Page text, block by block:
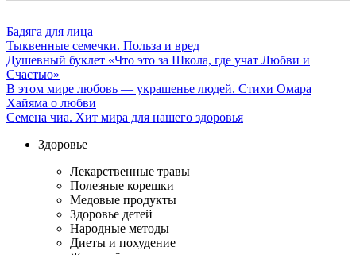
Бадяга для лица
Тыквенные семечки. Польза и вред
Душевный буклет «Что это за Школа, где учат Любви и
Счастью»
В этом мире любовь — украшенье людей. Стихи Омара
Хайяма о любви
Семена чиа. Хит мира для нашего здоровья
Здоровье
Лекарственные травы
Полезные корешки
Медовые продукты
Здоровье детей
Народные методы
Диеты и похудение